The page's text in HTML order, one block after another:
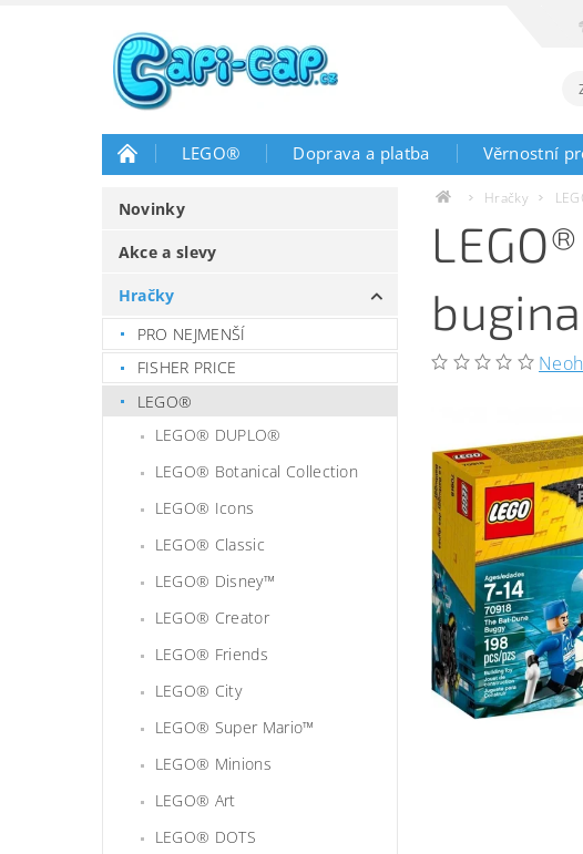
LEGO® Doprava a platba Věrnostní
Novinky
Akce a slevy
Hračky
PRO NEJMENŠÍ
FISHER PRICE
LEGO®
LEGO® DUPLO®
LEGO® Botanical Collection
LEGO® Icons
LEGO® Classic
LEGO® Disney™
LEGO® Creator
LEGO® Friends
LEGO® City
LEGO® Super Mario™
LEGO® Minions
LEGO® Art
LEGO® DOTS
Hračky
bugina